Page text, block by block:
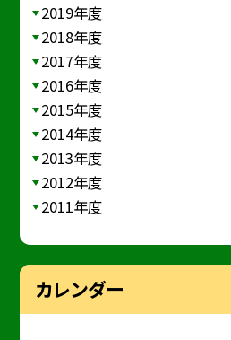
2019年度
2018年度
2017年度
2016年度
2015年度
2014年度
2013年度
2012年度
2011年度
カレンダー